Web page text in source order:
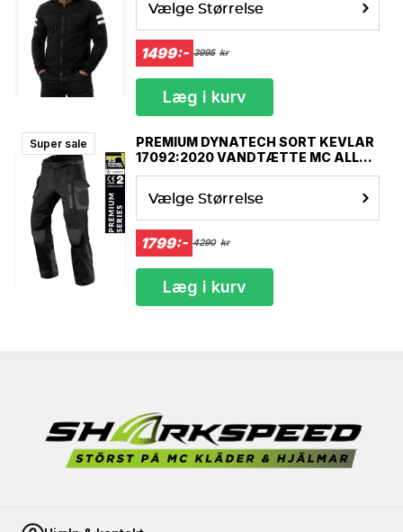
Vælge Størrelse
1499:- 3995 kr
Læg i kurv
Super sale
PREMIUM DYNATECH SORT KEVLAR
17092:2020 VANDTÆTTE MC ALLE
VEJR BUKSER MCV
Vælge Størrelse
1799:- 4290 kr
Læg i kurv